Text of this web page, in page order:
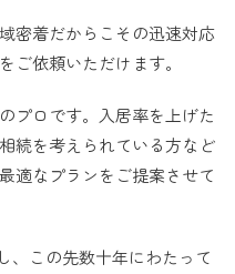
密着だからこその迅速対応
ご依頼いただけます。
プロです。入居率を上げた
続を考えられている方など
適なプランをご提案させて
、この先数十年にわたって